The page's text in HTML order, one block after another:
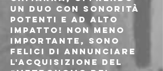
un duo con sonorità
potenti e ad alto
impatto! Non meno
importante, sono
felici di annunciare
l'acquisizione del